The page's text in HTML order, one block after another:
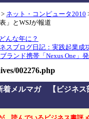
> ネット・コンピュータ2010
」とWSJが報道
んな年に？
スブログ日記：実践起業成
ランド携帯「Nexus One
着メルマガ 【ビジネ
002276.php